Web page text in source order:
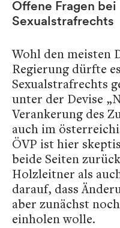
Offene Fragen bei
Sexualstrafrechts
Wohl den meisten
Regierung dürfte
Sexualstrafrechts
unter der Devise
Verankerung des
auch im
ÖVP ist hier
beide Seiten
Holzleitner als
darauf, dass
aber zunächst
einholen wolle.